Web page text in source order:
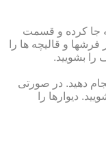
جا کرده و قسمت
فرش‏ها و قالیچه‏ ها را
را بشویید.
دهید. در صورتی
دیوارها را